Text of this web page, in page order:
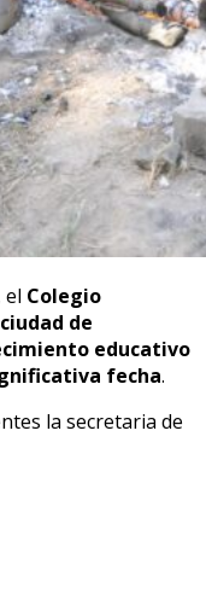
el Colegio
de
educativo
fecha.
la secretaria de